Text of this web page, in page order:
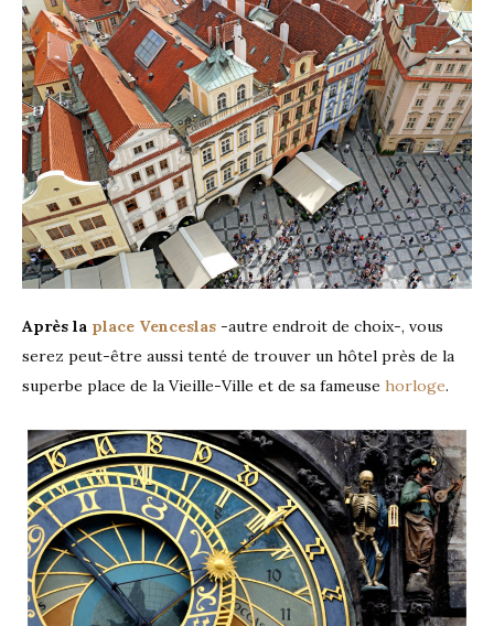
meilleurs
hôtels
près
de
la
place
de
Vieille-
Ville
de
Prague
Après la place Venceslas -autre endroit de choix-, vous
serez peut-être aussi tenté de trouver un hôtel près de la
superbe place de la Vieille-Ville et de sa fameuse horloge.